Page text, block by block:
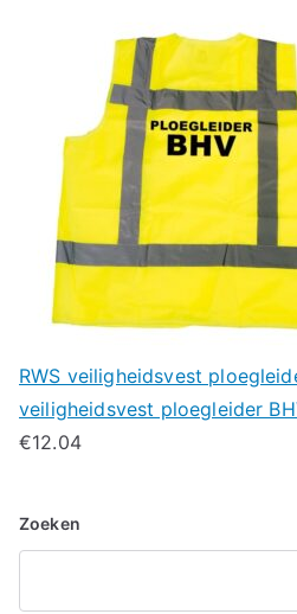
RWS veiligheidsvest
veiligheidsvest ploegleider
€12.04
Zoeken